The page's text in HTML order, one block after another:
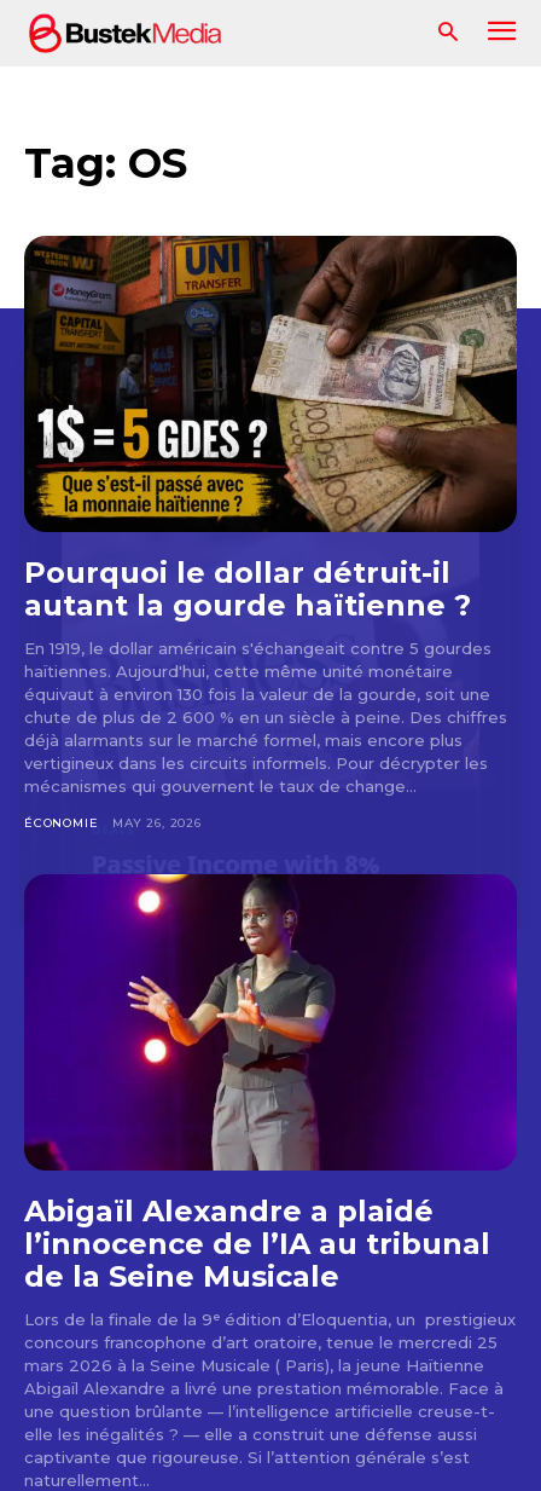
Tag: OS
Pourquoi le dollar détruit-il
autant la gourde haïtienne ?
En 1919, le dollar américain s'échangeait contre 5 gourdes
haïtiennes. Aujourd'hui, cette même unité monétaire
équivaut à environ 130 fois la valeur de la gourde, soit une
chute de plus de 2 600 % en un siècle à peine. Des chiffres
déjà alarmants sur le marché formel, mais encore plus
vertigineux dans les circuits informels. Pour décrypter les
mécanismes qui gouvernent le taux de change...
ÉCONOMIE MAY 26, 2026
Abigaïl Alexandre a plaidé
l’innocence de l’IA au tribunal
de la Seine Musicale
Lors de la finale de la 9ᵉ édition d’Eloquentia, un prestigieux
concours francophone d’art oratoire, tenue le mercredi 25
mars 2026 à la Seine Musicale ( Paris), la jeune Haïtienne
Abigaïl Alexandre a livré une prestation mémorable. Face à
une question brûlante — l’intelligence artificielle creuse-t-
elle les inégalités ? — elle a construit une défense aussi
captivante que rigoureuse. Si l’attention générale s’est
naturellement...